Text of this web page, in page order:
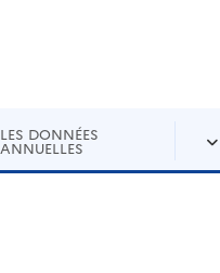
LES DONNÉES
ANNUELLES